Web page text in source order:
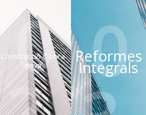
Construcció d'obra
nova
0 Reformes
Integrals
0